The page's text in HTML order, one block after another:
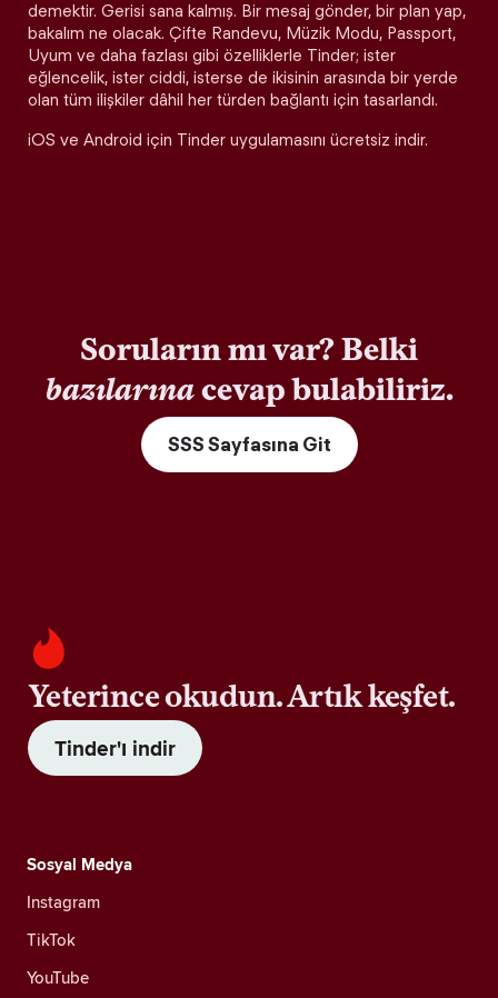
demektir. Gerisi sana kalmış. Bir mesaj gönder, bir plan yap,
bakalım ne olacak. Çifte Randevu, Müzik Modu, Passport,
Uyum ve daha fazlası gibi özelliklerle Tinder; ister
eğlencelik, ister ciddi, isterse de ikisinin arasında bir yerde
olan tüm ilişkiler dâhil her türden bağlantı için tasarlandı.
iOS ve Android için Tinder uygulamasını ücretsiz indir.
Soruların mı var? Belki
bazılarınacevap bulabiliriz.
SSS Sayfasına Git
Yeterince okudun. Artık keşfet.
Tinder'ı indir
Sosyal Medya
Instagram
TikTok
YouTube